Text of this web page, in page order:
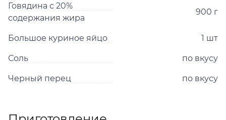
Говядина с 20%
содержания жира
900 г
Большое куриное яйцо 1 шт
Соль по вкусу
Черный перец по вкусу